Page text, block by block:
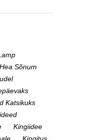
Hea Sõnum
Katsikuks
Kingiidee